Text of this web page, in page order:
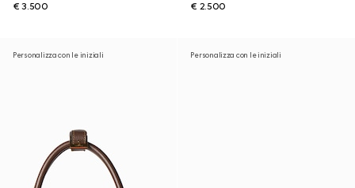
€ 3.500
€ 2.500
Personalizza con le iniziali Personalizza con le iniziali